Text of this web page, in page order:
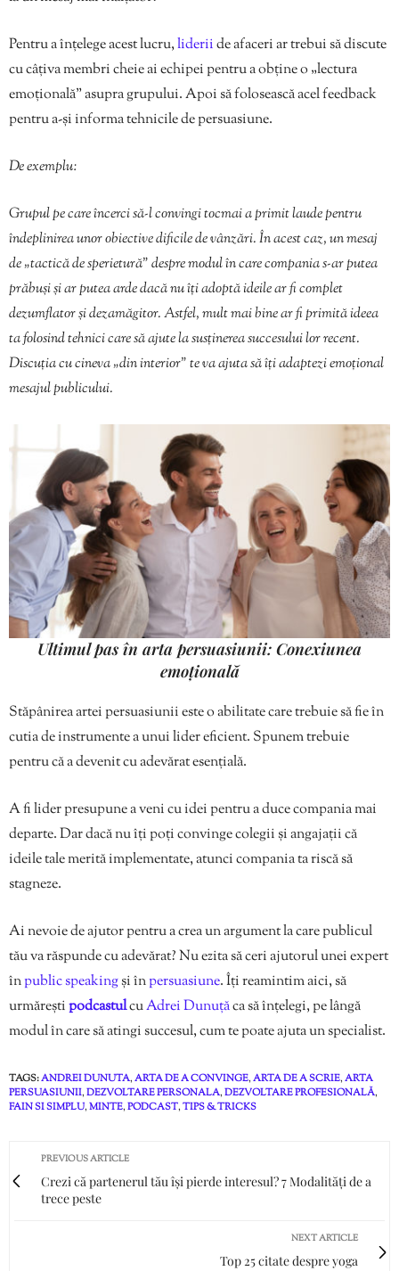
Pentru a înțelege acest lucru,lideriide afaceri ar trebui să discute
cu câțiva membri cheie ai echipei pentru a obține o „lectura
emoțională” asupra grupului. Apoi să folosească acel feedback
pentru a-și informa tehnicile de persuasiune.
De exemplu:
Grupul pe care încerci să-l convingi tocmai a primit laude pentru
îndeplinirea unor obiective dificile de vânzări. În acest caz, un mesaj
de „tactică de sperietură” despre modul în care compania s-ar putea
prăbuși și ar putea arde dacă nu îți adoptă ideile ar fi complet
dezumflator și dezamăgitor. Astfel, mult mai bine ar fi primită ideea
ta folosind tehnici care să ajute la susținerea succesului lor recent.
Discuția cu cineva „din interior” te va ajuta să îți adaptezi emoțional
mesajul publicului.
Ultimul pas în arta persuasiunii: Conexiunea
emoțională
Stăpânirea artei persuasiunii este o abilitate care trebuie să fie în
cutia de instrumente a unui lider eficient. Spunem trebuie
pentru că a devenit cu adevărat esențială.
A fi lider presupune a veni cu idei pentru a duce compania mai
departe. Dar dacă nu îți poți convinge colegii și angajații că
ideile tale merită implementate, atunci compania ta riscă să
stagneze.
Ai nevoie de ajutor pentru a crea un argument la care publicul
tău va răspunde cu adevărat? Nu ezita să ceri ajutorul unei expert
înpublic speakingși înpersuasiune. Îți reamintim aici, să
urmăreștipodcastulcuAdrei Dunuțăca să înțelegi, pe lângă
modul în care să atingi succesul, cum te poate ajuta un specialist.
TAGS:ANDREI DUNUTA,ARTA DE A CONVINGE,ARTA DE A SCRIE,ARTA
PERSUASIUNII,DEZVOLTARE PERSONALA,DEZVOLTARE PROFESIONALĂ,
FAIN SI SIMPLU,MINTE,PODCAST,TIPS & TRICKS
PREVIOUS ARTICLE
Crezi că partenerul tău își pierde interesul? 7 Modalități de a
trece peste
NEXT ARTICLE
Top 25 citate despre yoga